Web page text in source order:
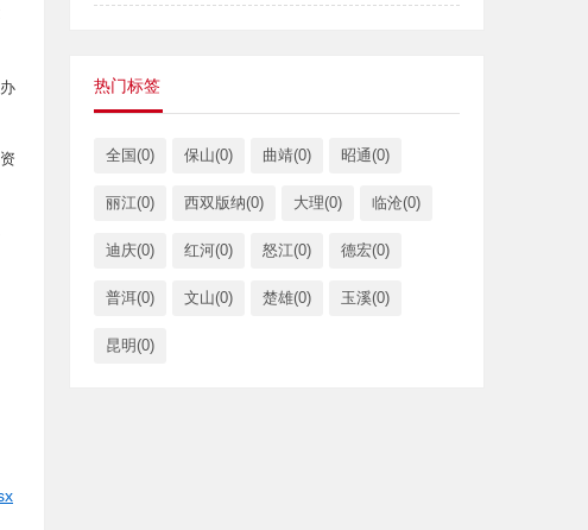
热门标签
全国(0) 保山(0) 曲靖(0) 昭通(0)
丽江(0) 西双版纳(0) 大理(0) 临沧(0)
迪庆(0) 红河(0) 怒江(0) 德宏(0)
普洱(0) 文山(0) 楚雄(0) 玉溪(0)
昆明(0)